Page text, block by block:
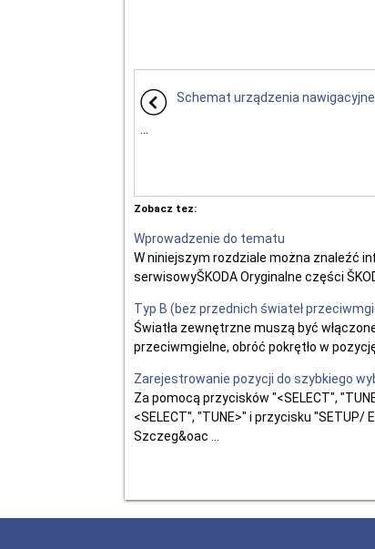
Schemat urządzenia
Zobacz tez:
Wprowadzenie do tematu
W niniejszym rozdziale można znaleźć
serwisowyŠKODA Oryginalne części
Typ B (bez przednich świateł
Światła zewnętrzne muszą być
przeciwmgielne, obróć pokrętło w
Zarejestrowanie pozycji do szybkiego
Za pomocą przycisków "<SELECT",
<SELECT", "TUNE>" i przycisku
Szczeg&oac ...